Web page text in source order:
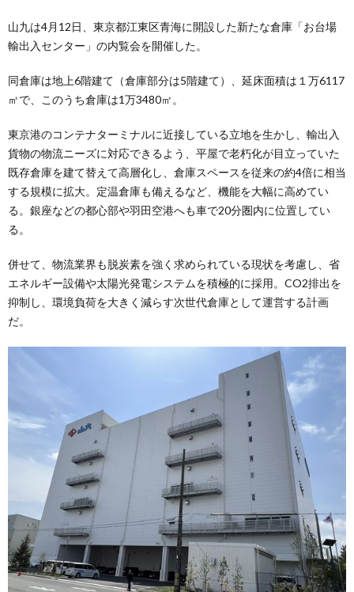
山九は4月12日、東京都江東区青海に開設した新たな倉庫「お台場
輸出入センター」の内覧会を開催した。
同倉庫は地上6階建て（倉庫部分は5階建て）、延床面積は１万6117
㎡で、このうち倉庫は1万3480㎡。
東京港のコンテナターミナルに近接している立地を生かし、輸出入
貨物の物流ニーズに対応できるよう、平屋で老朽化が目立っていた
既存倉庫を建て替えて高層化し、倉庫スペースを従来の約4倍に相当
する規模に拡大。定温倉庫も備えるなど、機能を大幅に高めてい
る。銀座などの都心部や羽田空港へも車で20分圏内に位置してい
る。
併せて、物流業界も脱炭素を強く求められている現状を考慮し、省
エネルギー設備や太陽光発電システムを積極的に採用。CO2排出を
抑制し、環境負荷を大きく減らす次世代倉庫として運営する計画
だ。